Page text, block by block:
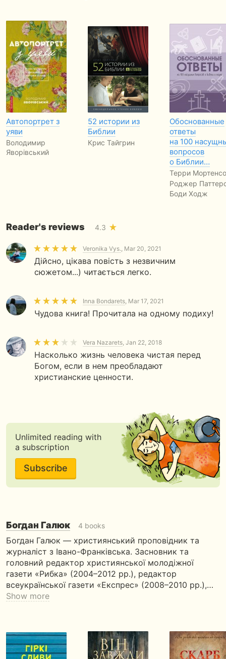
Автопортрет з
уяви
Володимир
Яворівський
52 истории из
Библии
Крис Тайгрин
Обоснованные
ответы
на 100
вопросов
о Библии…
Терри
Роджер
Боди Ходж
Reader's reviews 4.3
Veronika Vys., Mar 20, 2021
Дійсно, цікава повість з незвичним
сюжетом...) читається легко.
Inna Bondarets, Mar 17, 2021
Чудова книга! Прочитала на одному подиху!
Vera Nazarets, Jan 22, 2018
Насколько жизнь человека чистая перед
Богом, если в нем преобладают
христианские ценности.
Unlimited reading with
a subscription
Subscribe
Богдан Галюк 4 books
Богдан Галюк — християнський проповідник та
журналіст з Івано-Франківська. Засновник та
головний редактор християнської молодіжної
газети «Рибка» (2004–2012 рр.), редактор
всеукраїнської газети «Експрес» (2008–2010 рр.),…
Show more